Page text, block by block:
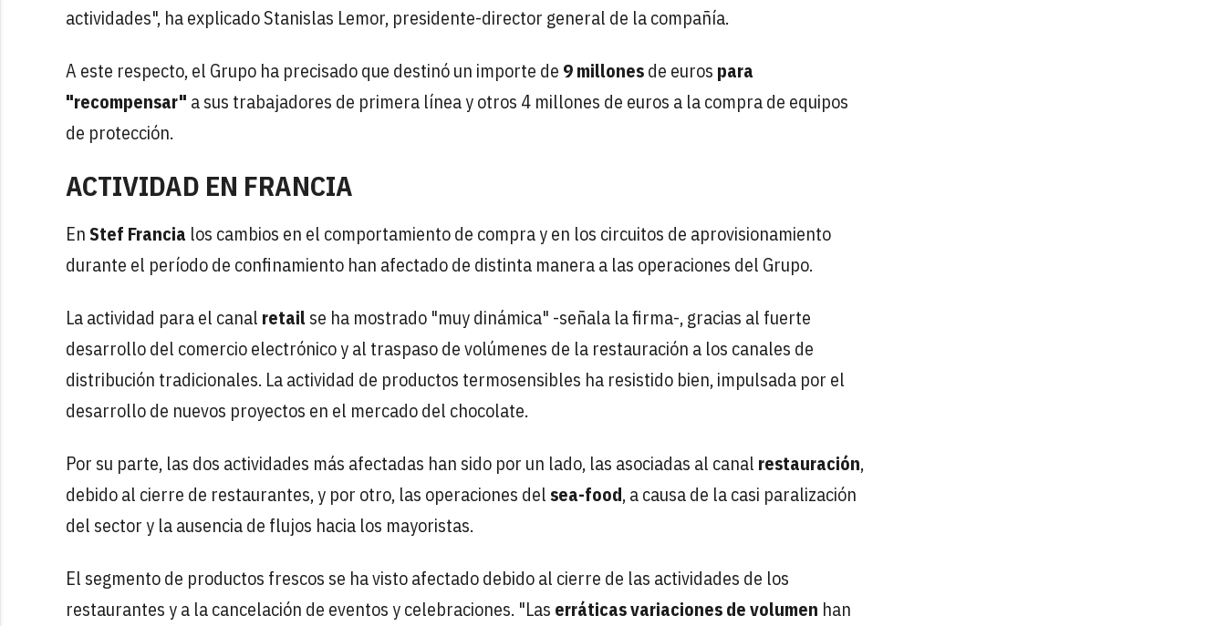
actividades", ha explicado Stanislas Lemor, presidente-director general de la compañía.
A este respecto, el Grupo ha precisado que destinó un importe de 9 millonesde euros para
"recompensar" a sus trabajadores de primera línea y otros 4 millones de euros a la compra de equipos
de protección.
ACTIVIDAD EN FRANCIA
EnStef Francia los cambios en el comportamiento de compra y en los circuitos de aprovisionamiento
durante el período de confinamiento han afectado de distinta manera a las operaciones del Grupo.
La actividad para el canal retailse ha mostrado "muy dinámica" -señala la firma-, gracias al fuerte
desarrollo del comercio electrónico y al traspaso de volúmenes de la restauración a los canales de
distribución tradicionales. La actividad de productos termosensibles ha resistido bien, impulsada por el
desarrollo de nuevos proyectos en el mercado del chocolate.
Por su parte, las dos actividades más afectadas han sido por un lado, las asociadas al canal restauración,
debido al cierre de restaurantes, y por otro, las operaciones del sea-food, a causa de la casi paralización
del sector y la ausencia de flujos hacia los mayoristas.
El segmento de productos frescos se ha visto afectado debido al cierre de las actividades de los
restaurantes y a la cancelación de eventos y celebraciones. "Las erráticas variaciones de volumen han